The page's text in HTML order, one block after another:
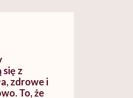
z
zdrowe i
To, że